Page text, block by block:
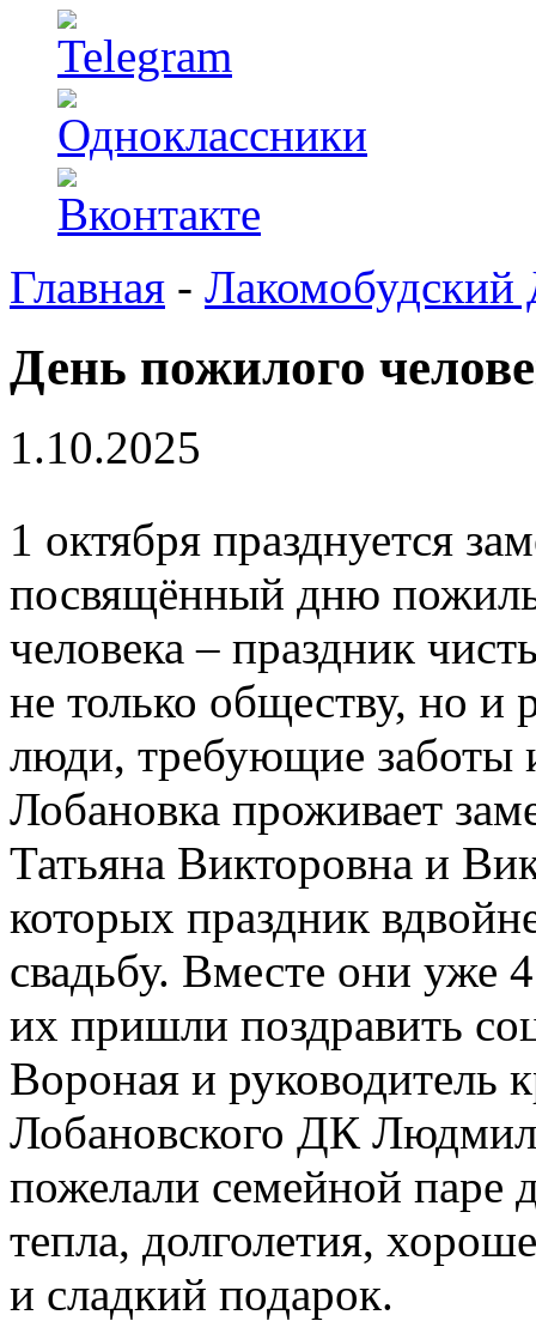
Главная -
День пожилого
1.10.2025
1 октября празднуется
посвящённый дню
человека – праздник
не только обществу, но
люди, требующие заботы
Лобановка проживает
Татьяна Викторовна и
которых праздник
свадьбу. Вместе они уже
их пришли поздравить
Вороная и руководитель
Лобановского ДК
пожелали семейной паре
тепла, долголетия,
и сладкий подарок.